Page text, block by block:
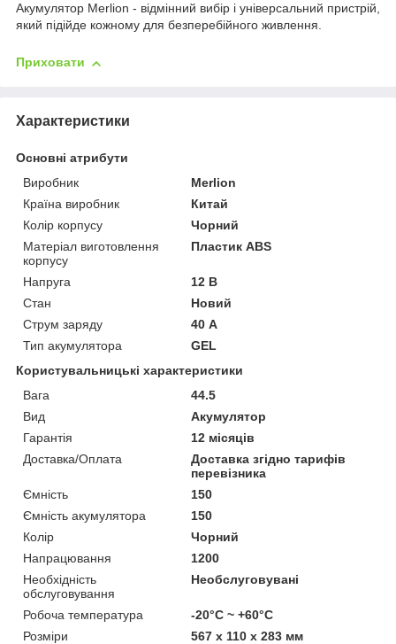
Акумулятор Merlion - відмінний вибір і універсальний пристрій,
який підійде кожному для безперебійного живлення.
Приховати
Характеристики
Основні атрибути
Виробник
Merlion
Країна виробник
Китай
Колір корпусу
Чорний
Матеріал виготовлення
корпусу
Пластик ABS
Напруга
12 В
Стан
Новий
Струм заряду
40 А
Тип акумулятора
GEL
Користувальницькі характеристики
Вага
44.5
Вид
Акумулятор
Гарантія
12 місяців
Доставка/Оплата
Доставка згідно тарифів
перевізника
Ємність
150
Ємність акумулятора
150
Колір
Чорний
Напрацювання
1200
Необхідність
обслуговування
Необслуговувані
Робоча температура
-20°C ~ +60°C
Розміри
567 x 110 x 283 мм